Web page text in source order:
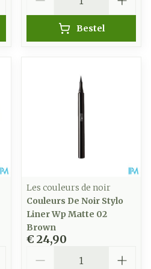
Bestel
Les couleurs de noir
Couleurs De Noir Stylo
Liner Wp Matte 02
Brown
€ 24,90